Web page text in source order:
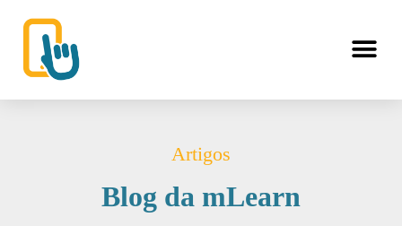
Artigos
Blog da mLearn